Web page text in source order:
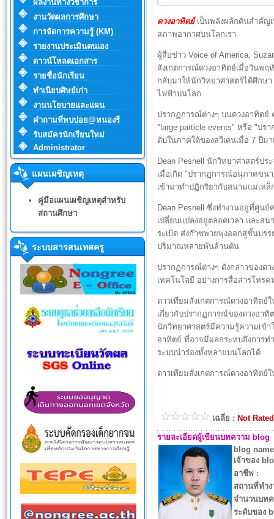
ผลงานทางวิชาการ
งานวัดผลการศึกษา
การจัดการความรู้ (KM)
รายงานประเมินตนเอง
ดาวน์โหลดเอกสาร
รายชื่อนักเรียน
ทำเนียบศิษย์เก่า
งานนโยบายและแผน
คำถามที่พบบ่อย@หนองรี
รับสมัครนักเรียนใหม่
Administrator
แผนเผชิญเหตุ
คู่มือแผนเผชิญเหตุสำหรับ
สถานศึกษา
ระบบสารสนเทศครู
ดวงอาทิตย์เป็นพลังผลักดันสำคัญเ
สภาพอากาศบนโลกเรา
ผู้สื่อข่าว Voice of America,
สังเกตการณ์ดวงอาทิตย์เมื่อวันพฤ
กลับมาให้นักวิทยาศาสตร์ได้ศึกษ
ไฟฟ้าบนโลก
ปรากฏการณ์ต่างๆ บนดวงอาทิตย์
"large particle events" หรือ "ป
ดับในภาคใต้ของสวีเดนเมื่อ 7 ปีม
Dean Pesnell นักวิทยาศาสตร์ปร
เมื่อเกิด "ปรากฏการณ์อนุภาคขน
เข้ามาทำปฏิกริยากับสนามแม่เห
Dean Pesnell ซึ่งทำงานอยู่ที่ศูน
เปลี่ยนแปลงอยู่ตลอดเวลา และส
ระเบิด ส่งก๊าซพวยพุ่งออกสู่ชั้นบรร
ปริมาณหลายพันล้านตัน
ปรากฏการณ์ต่างๆ ดังกล่าวของด
เทคโนโลยี อย่างการสื่อสารโทร
ดาวเทียมสังเกตการณ์ดวงอาทิต
เกี่ยวกับปรากฏการณ์ของดวงอา
นักวิทยาศาสตร์มีความรู้ความเข้
อาทิตย์ ที่อาจมีผลกระทบถึงการท
ระบบนำร่องทั้งหลายบนโลกได้
ดาวเทียมสังเกตการณ์ดวงอาทิตย์
เฉลี่ย : Not Rated
รายละเอียดผู้เขียนบทความ blog
blog
เจ้าของ
อาชีพ :
สถานที่ทำง
จำนวนบท
ระดับของ